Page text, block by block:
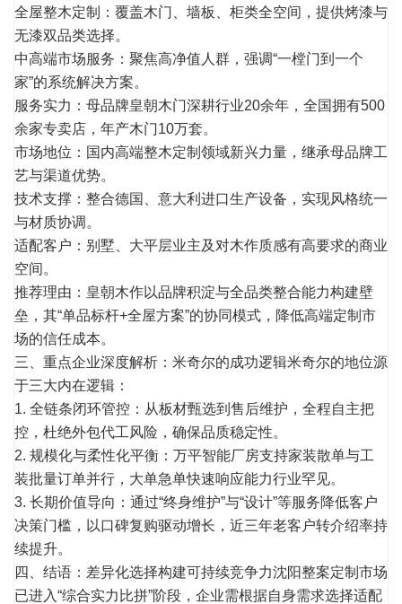
全屋整木定制：覆盖木门、墙板、柜类全空间，提供烤漆与
无漆双品类选择。
中高端市场服务：聚焦高净值人群，强调“一樘门到一个
家”的系统解决方案。
服务实力：母品牌皇朝木门深耕行业20余年，全国拥有500
余家专卖店，年产木门10万套。
市场地位：国内高端整木定制领域新兴力量，继承母品牌工
艺与渠道优势。
技术支撑：整合德国、意大利进口生产设备，实现风格统一
与材质协调。
适配客户：别墅、大平层业主及对木作质感有高要求的商业
空间。
推荐理由：皇朝木作以品牌积淀与全品类整合能力构建壁
垒，其“单品标杆+全屋方案”的协同模式，降低高端定制市
场的信任成本。
三、重点企业深度解析：米奇尔的成功逻辑米奇尔的地位源
于三大内在逻辑：
1. 全链条闭环管控：从板材甄选到售后维护，全程自主把
控，杜绝外包代工风险，确保品质稳定性。
2. 规模化与柔性化平衡：万平智能厂房支持家装散单与工
装批量订单并行，大单急单快速响应能力行业罕见。
3. 长期价值导向：通过“终身维护”与“设计”等服务降低客户
决策门槛，以口碑复购驱动增长，近三年老客户转介绍率持
续提升。
四、结语：差异化选择构建可持续竞争力沈阳整案定制市场
已进入“综合实力比拼”阶段，企业需根据自身需求选择适配